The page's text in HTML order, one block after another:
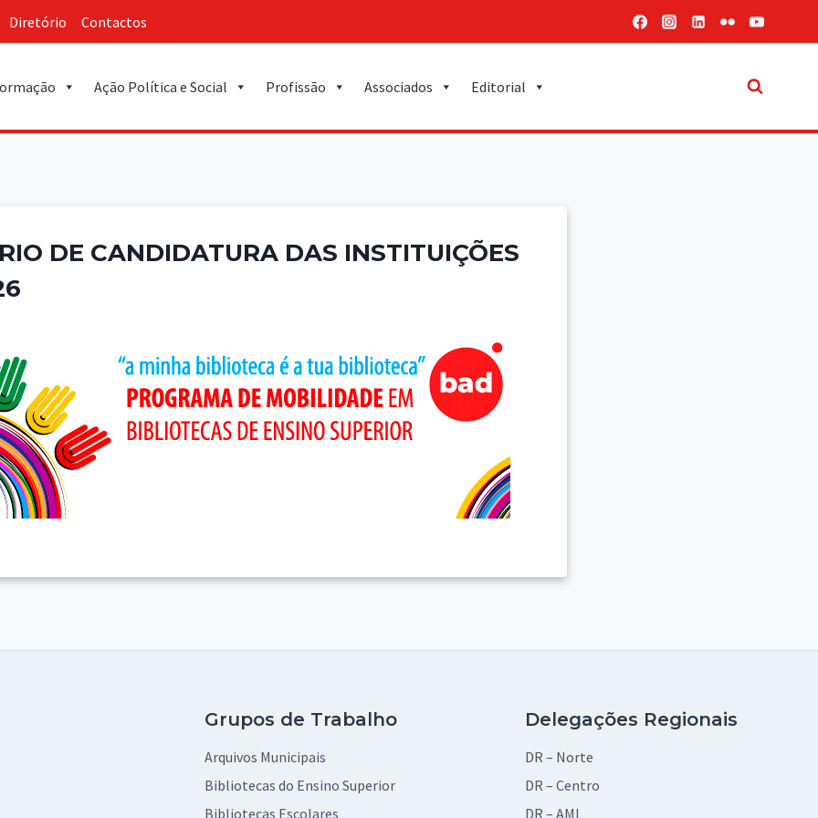
Diretório Contactos
Ação Política e Social Profissão Associados Editorial
DE CANDIDATURA DAS INSTITUIÇÕES
Grupos de Trabalho
Arquivos Municipais
Bibliotecas do Ensino Superior
Bibliotecas Escolares
Delegações Regionais
DR – Norte
DR – Centro
DR – AML